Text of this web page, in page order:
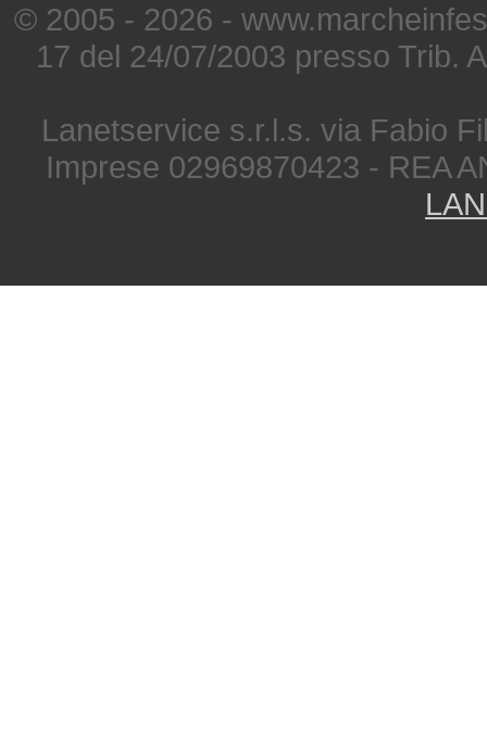
© 2005 - 2026 -
17 del 24/07/2003 presso Trib.
Lanetservice s.r.l.s. via Fabio
Imprese 02969870423 - REA